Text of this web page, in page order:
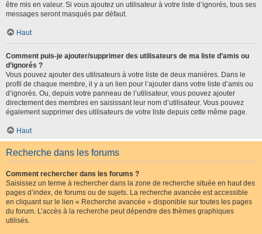
être mis en valeur. Si vous ajoutez un utilisateur à votre liste d’ignorés, tous ses
messages seront masqués par défaut.
Haut
Comment puis-je ajouter/supprimer des utilisateurs de ma liste d’amis ou
d’ignorés ?
Vous pouvez ajouter des utilisateurs à votre liste de deux manières. Dans le
profil de chaque membre, il y a un lien pour l’ajouter dans votre liste d’amis ou
d’ignorés. Ou, depuis votre panneau de l’utilisateur, vous pouvez ajouter
directement des membres en saisissant leur nom d’utilisateur. Vous pouvez
également supprimer des utilisateurs de votre liste depuis cette même page.
Haut
Recherche dans les forums
Comment rechercher dans les forums ?
Saisissez un terme à rechercher dans la zone de recherche située en haut des
pages d’index, de forums ou de sujets. La recherche avancée est accessible
en cliquant sur le lien « Recherche avancée » disponible sur toutes les pages
du forum. L’accès à la recherche peut dépendre des thèmes graphiques
utilisés.